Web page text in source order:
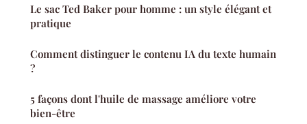
Le sac Ted Baker pour homme : un style élégant et
pratique
Comment distinguer le contenu IA du texte humain
?
5 façons dont l'huile de massage améliore votre
bien-être